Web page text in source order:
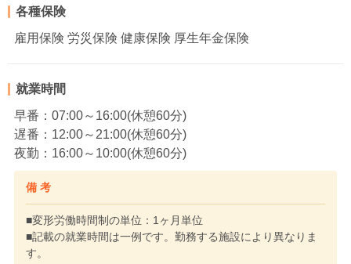
各種保険
雇用保険 労災保険 健康保険 厚生年金保険
就業時間
早番：07:00～16:00(休憩60分)
遅番：12:00～21:00(休憩60分)
夜勤：16:00～10:00(休憩60分)
備 考
■変形労働時間制の単位：1ヶ月単位
■記載の就業時間は一例です。勤務する施設により異なりま
す。